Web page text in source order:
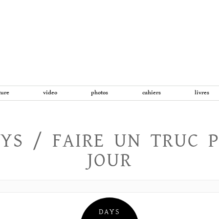
video photos cahiers livres
/ FAIRE UN TRUC
JOUR
DAYS